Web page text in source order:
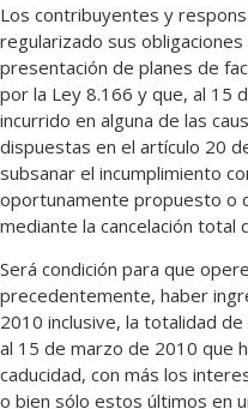
Los contribuyentes y
regularizado sus
presentación de planes de
por la Ley 8.166 y que, al 15
incurrido en alguna de las
dispuestas en el artículo 20
subsanar el incumplimiento
oportunamente propuesto o
mediante la cancelación total
Será condición para que
precedentemente, haber
2010 inclusive, la totalidad
al 15 de marzo de 2010 que
caducidad, con más los
o bien sólo estos últimos en